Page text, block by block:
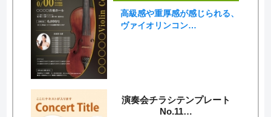
高級感や重厚感が感じられる、
ヴァイオリンコン…
演奏会チラシテンプレート
No.11…